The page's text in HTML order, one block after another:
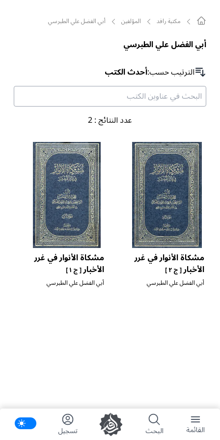
القائمة البحث تسجیل
مکتبة رافد المؤلفين أبي الفضل علي الطبرسي
أبي الفضل علي الطبرسي
الترتیب حسب:أحدث الكتب
عدد النتائج:
2
مشكاة الأنوار في غرر
الأخبار[ ج ٢ ]
أبي الفضل علي الطبرسي
مشكاة الأنوار في غرر
الأخبار[ ج ١ ]
أبي الفضل علي الطبرسي